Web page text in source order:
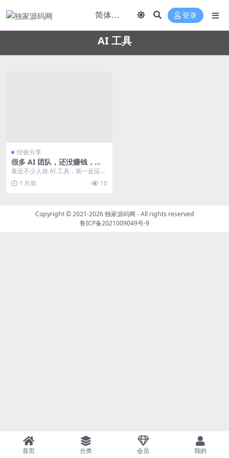
登录
AI 工具
经验分享
很多 AI 团队，还没赚钱，就
先被 Token 和限流拖死了
最近不少人做 AI 工具，第一反应都
是：接口按量付费最灵活，先跑起
来再说。 但真...
1 月前 10
Copyright © 2021-2026独家源码网 - All rights reserved
鲁ICP备2021009049号-9
首页 分类 会员 我的